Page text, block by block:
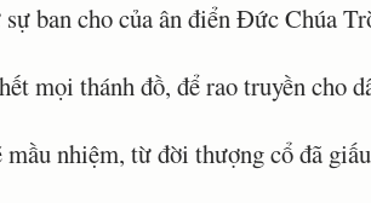
ban cho của ân điển Ðức Chúa
mọi thánh đồ, để rao truyền cho
nhiệm, từ đời thượng cổ đã